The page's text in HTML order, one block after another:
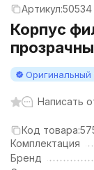
Артикул:50534
Корпус
Оригинальный
Написать
Код товара:
Комплектация
Бренд